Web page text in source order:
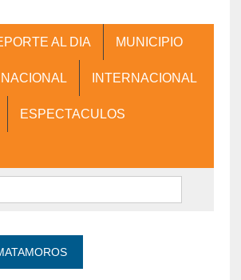
AL DIA MUNICIPIO
NACIONAL INTERNACIONAL
ESPECTACULOS